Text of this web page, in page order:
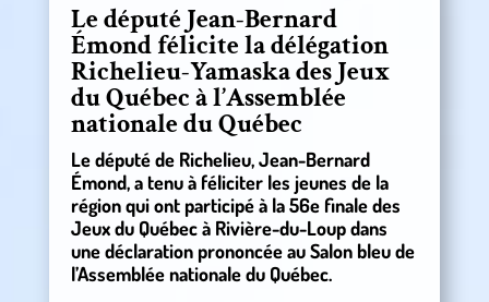
Le député Jean-Bernard
Émond félicite la délégation
Richelieu-Yamaska des Jeux
du Québec à l’Assemblée
nationale du Québec
Le député de Richelieu, Jean-Bernard
Émond, a tenu à féliciter les jeunes de la
région qui ont participé à la 56e finale des
Jeux du Québec à Rivière-du-Loup dans
une déclaration prononcée au Salon bleu de
l’Assemblée nationale du Québec.